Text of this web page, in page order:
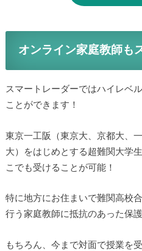
オンライン家庭教師も
スマートレーダーではハイレベ
ことができます！
東京一工阪（東京大、京都大、
大）をはじめとする超難関大学
こでも受けることが可能！
特に地方にお住まいで難関高校
行う家庭教師に抵抗のあった保
もちろん、今まで対面で授業を